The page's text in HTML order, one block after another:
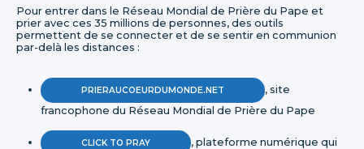
Pour entrer dans le Réseau Mondial de Prière du Pape et
prier avec ces 35 millions de personnes, des outils
permettent de se connecter et de se sentir en communion
par-delà les distances :
PRIERAUCOEURDUMONDE.NET
, site
francophone du Réseau Mondial de Prière du Pape
CLICK TO PRAY
, plateforme numérique qui